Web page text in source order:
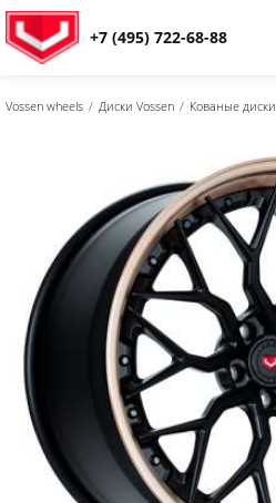
+7 (495) 722-68-88
Vossen wheels Диски Vossen Кованые диски